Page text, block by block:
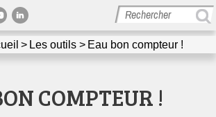
GRAINE Nouvelle-Aquitaine
Les outils Eau bon compteur !
COMPTEUR !